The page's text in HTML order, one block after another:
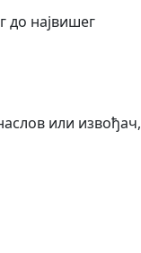
до највишег
или извођач,